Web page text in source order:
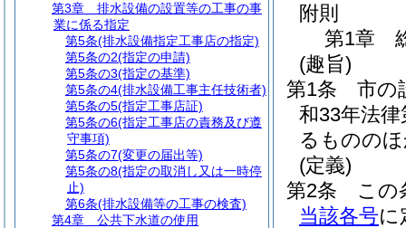
附則
第1章
(趣旨)
第1条
市の
和33年法
るものの
(定義)
第2条
この
当該各号に
第3章
排水設備の設置等の工事の事
業に係る指定
第5条(排水設備指定工事店の指定)
第5条の2(指定の申請)
第5条の3(指定の基準)
第5条の4(排水設備工事主任技術者)
第5条の5(指定工事店証)
第5条の6(指定工事店の責務及び遵
守事項)
第5条の7(変更の届出等)
第5条の8(指定の取消し又は一時停
止)
第6条(排水設備等の工事の検査)
第4章
公共下水道の使用